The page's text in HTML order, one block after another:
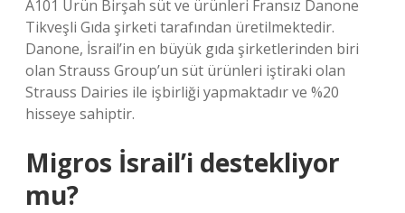
A101 Ürün Birşah süt ve ürünleri Fransız Danone
Tikveşli Gıda şirketi tarafından üretilmektedir.
Danone, İsrail’in en büyük gıda şirketlerinden biri
olan Strauss Group’un süt ürünleri iştiraki olan
Strauss Dairies ile işbirliği yapmaktadır ve %20
hisseye sahiptir.
Migros İsrail’i destekliyor
mu?